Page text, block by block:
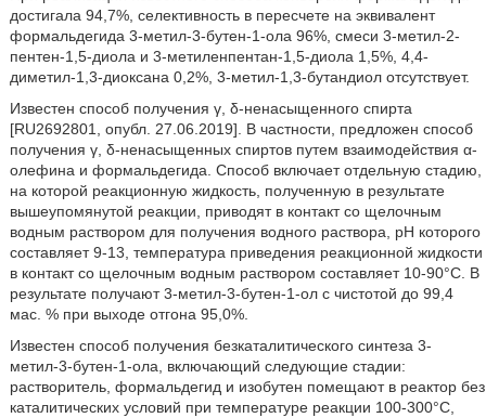
достигала 94,7%, селективность в пересчете на эквивалент
формальдегида 3-метил-3-бутен-1-ола 96%, смеси 3-метил-2-
пентен-1,5-диола и 3-метиленпентан-1,5-диола 1,5%, 4,4-
диметил-1,3-диоксана 0,2%, 3-метил-1,3-бутандиол отсутствует.
Известен способ получения γ, δ-ненасыщенного спирта
[RU2692801, опубл. 27.06.2019]. В частности, предложен способ
получения γ, δ-ненасыщенных спиртов путем взаимодействия α-
олефина и формальдегида. Способ включает отдельную стадию,
на которой реакционную жидкость, полученную в результате
вышеупомянутой реакции, приводят в контакт со щелочным
водным раствором для получения водного раствора, рН которого
составляет 9-13, температура приведения реакционной жидкости
в контакт со щелочным водным раствором составляет 10-90°С. В
результате получают 3-метил-3-бутен-1-ол с чистотой до 99,4
мас. % при выходе отгона 95,0%.
Известен способ получения безкаталитического синтеза 3-
метил-3-бутен-1-ола, включающий следующие стадии:
растворитель, формальдегид и изобутен помещают в реактор без
каталитических условий при температуре реакции 100-300°С,